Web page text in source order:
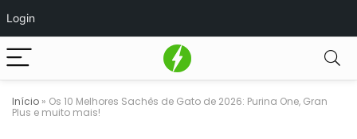
Login
Início » Os 10 Melhores Sachês de Gato de 2026: Purina One, Gran
Plus e muito mais!